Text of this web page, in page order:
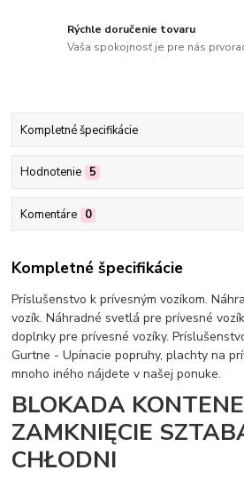
Rýchle doručenie tovaru
Vaša spokojnosť je pre nás
Kompletné špecifikácie
Hodnotenie 5
Komentáre 0
Kompletné špecifikácie
Príslušenstvo k prívesným vozíkom.
vozík. Náhradné svetlá pre prívesné
doplnky pre prívesné vozíky.
Gurtne - Upínacie popruhy, plachty na
mnoho iného nájdete v našej ponuke.
BLOKADA
ZAMKNIĘCIE
CHŁODNI